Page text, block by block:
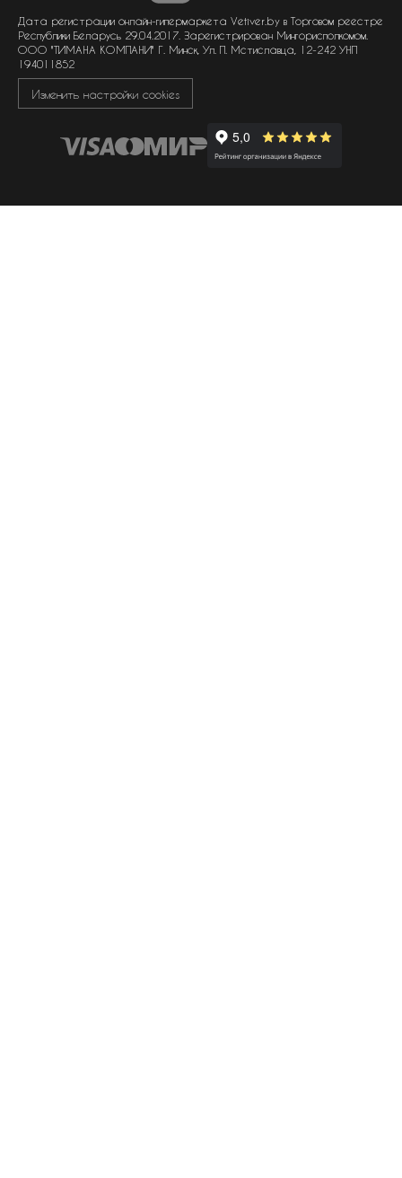
политика обработки персональных данных
политика обработки файлов cookie
Дата регистрации онлайн-гипермаркета Vetiver.by в Торговом реестре
Республики Беларусь 29.04.2017. Зарегистрирован Мингорисполкомом.
ООО "ТИМАНА КОМПАНИ" Г. Минск, Ул. П. Мстиславца, 12-242 УНП
194011852
Изменить настройки cookies